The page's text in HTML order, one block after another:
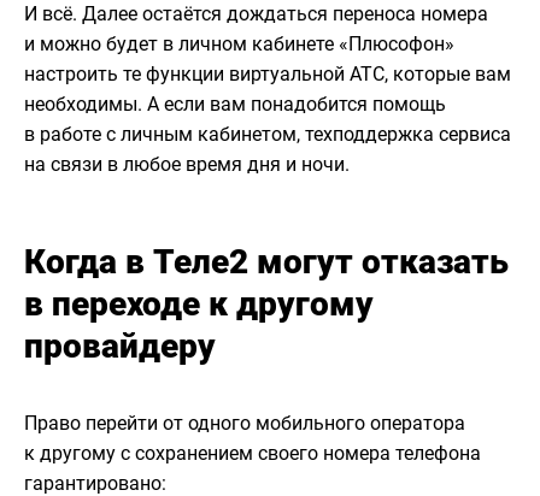
И всё. Далее остаётся дождаться переноса номера
и можно будет в личном кабинете «Плюсофон»
настроить те функции виртуальной АТС, которые вам
необходимы. А если вам понадобится помощь
в работе с личным кабинетом, техподдержка сервиса
на связи в любое время дня и ночи.
Когда в Теле2 могут отказать
в переходе к другому
провайдеру
Право перейти от одного мобильного оператора
к другому с сохранением своего номера телефона
гарантировано: